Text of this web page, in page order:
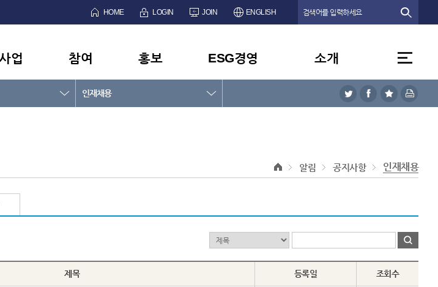
HOME LOGIN JOIN ENGLISH
업 참여 홍보 ESG경영 소개
인재채용
알림 공지사항 인재채용
제목 등록일 조회수